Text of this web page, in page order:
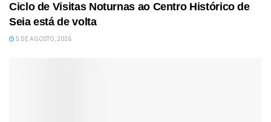
Ciclo de Visitas Noturnas ao Centro Histórico de
Seia está de volta
5 DE AGOSTO, 2026